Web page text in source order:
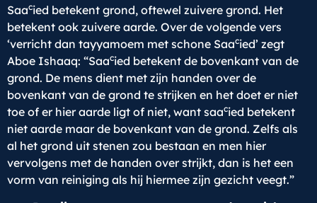
Saacied betekent grond, oftewel zuivere grond. Het
betekent ook zuivere aarde. Over de volgende vers
‘verricht dan tayyamoem met schone Saacied’ zegt
Aboe Ishaaq: “Saacied betekent de bovenkant van de
grond. De mens dient met zijn handen over de
bovenkant van de grond te strijken en het doet er niet
toe of er hier aarde ligt of niet, want saacied betekent
niet aarde maar de bovenkant van de grond. Zelfs als
al het grond uit stenen zou bestaan en men hier
vervolgens met de handen over strijkt, dan is het een
vorm van reiniging als hij hiermee zijn gezicht veegt.”